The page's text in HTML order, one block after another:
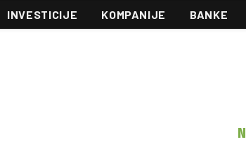
INVESTICIJE KOMPANIJE BANKE